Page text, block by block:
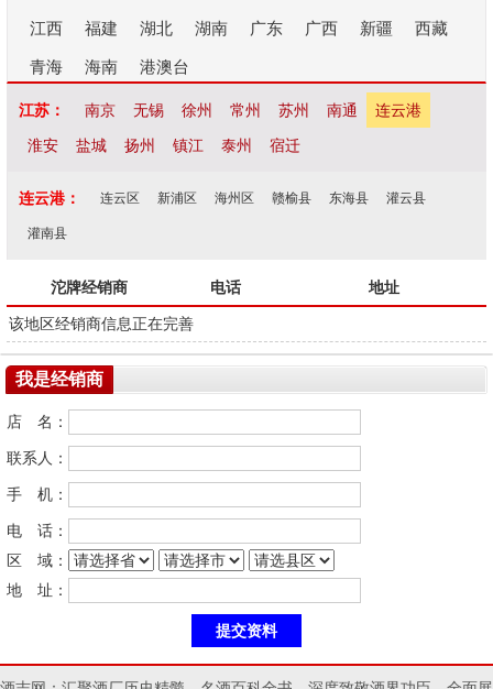
江西 福建 湖北 湖南 广东 广西 新疆 西藏
青海 海南 港澳台
江苏： 南京 无锡 徐州 常州 苏州 南通
连云港
淮安
盐城 扬州 镇江 泰州 宿迁
连云港： 连云区 新浦区 海州区 赣榆县 东海县 灌云县
灌南县
沱牌经销商 电话 地址
该地区经销商信息正在完善
我是经销商
店 名：
联系人：
手 机：
电 话：
区 域：
地 址：